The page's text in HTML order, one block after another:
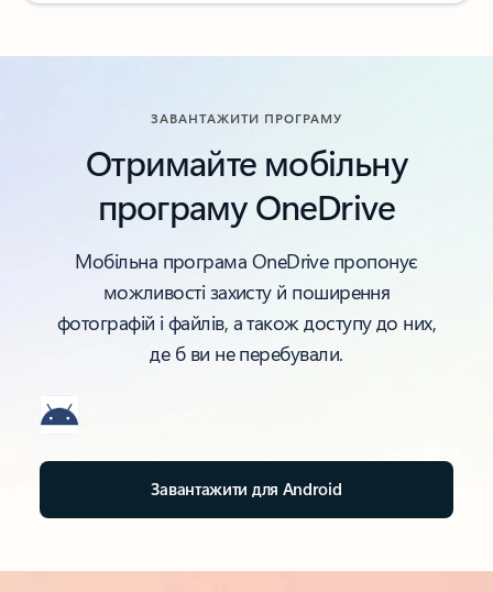
ЗАВАНТАЖИТИ ПРОГРАМУ
Отримайте мобільну
програму OneDrive
Мобільна програма OneDrive пропонує
можливості захисту й поширення
фотографій і файлів, а також доступу до них,
де б ви не перебували.
Завантажити для Android